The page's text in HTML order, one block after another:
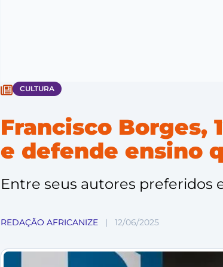
CULTURA
Francisco Borges,
e defende ensino
Entre seus autores preferidos
REDAÇÃO AFRICANIZE | 12/06/2025